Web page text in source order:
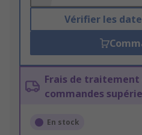
Vérifier les
Frais de
commandes
En stock